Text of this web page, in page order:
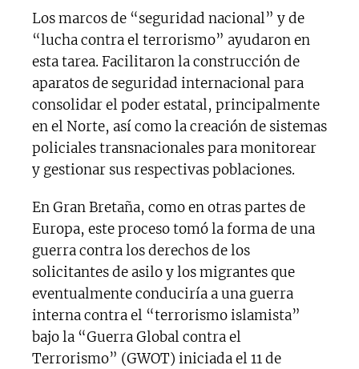
Los marcos de “seguridad nacional” y de
“lucha contra el terrorismo” ayudaron en
esta tarea. Facilitaron la construcción de
aparatos de seguridad internacional para
consolidar el poder estatal, principalmente
en el Norte, así como la creación de sistemas
policiales transnacionales para monitorear
y gestionar sus respectivas poblaciones.
En Gran Bretaña, como en otras partes de
Europa, este proceso tomó la forma de una
guerra contra los derechos de los
solicitantes de asilo y los migrantes que
eventualmente conduciría a una guerra
interna contra el “terrorismo islamista”
bajo la “Guerra Global contra el
Terrorismo” (GWOT) iniciada el 11 de